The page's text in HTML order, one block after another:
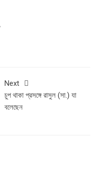
Next
চুপ থাকা প্রসঙ্গে রাসুল (সা.) যা
বলেছেন